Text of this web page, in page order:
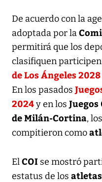
De acuerdo con la
adoptada por la
permitirá que los
clasifiquen participen
de Los Ángeles 2028
En los pasados
2024y en los
de Milán-Cortina,
compitieron como
ElCOI se mostró
estatus de los